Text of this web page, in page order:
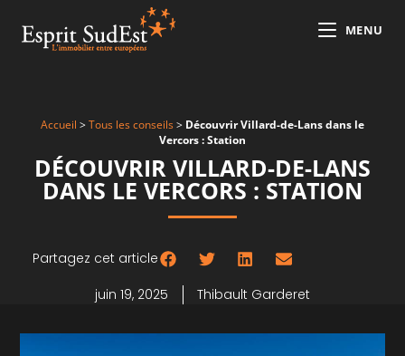
MENU
Accueil >Tous les conseils> Découvrir Villard-de-Lans dans le
Vercors : Station
DÉCOUVRIR VILLARD-DE-LANS
DANS LE VERCORS : STATION
Partagez cet article
juin 19, 2025
Thibault Garderet